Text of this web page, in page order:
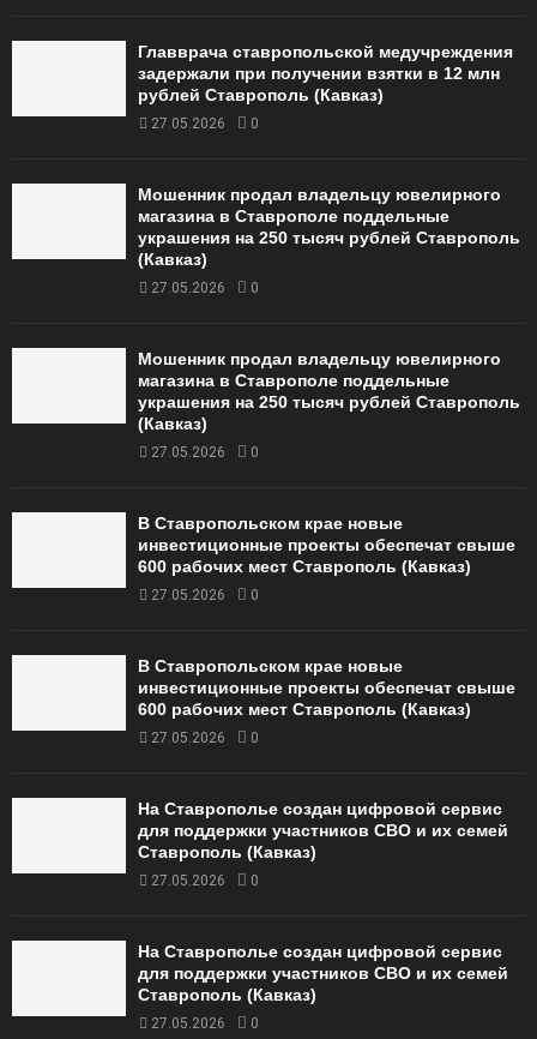
Главврача ставропольской медучреждения
задержали при получении взятки в 12 млн
рублей Ставрополь (Кавказ)
27.05.2026 0
Мошенник продал владельцу ювелирного
магазина в Ставрополе поддельные
украшения на 250 тысяч рублей Ставрополь
(Кавказ)
27.05.2026 0
Мошенник продал владельцу ювелирного
магазина в Ставрополе поддельные
украшения на 250 тысяч рублей Ставрополь
(Кавказ)
27.05.2026 0
В Ставропольском крае новые
инвестиционные проекты обеспечат свыше
600 рабочих мест Ставрополь (Кавказ)
27.05.2026 0
В Ставропольском крае новые
инвестиционные проекты обеспечат свыше
600 рабочих мест Ставрополь (Кавказ)
27.05.2026 0
На Ставрополье создан цифровой сервис
для поддержки участников СВО и их семей
Ставрополь (Кавказ)
27.05.2026 0
На Ставрополье создан цифровой сервис
для поддержки участников СВО и их семей
Ставрополь (Кавказ)
27.05.2026 0